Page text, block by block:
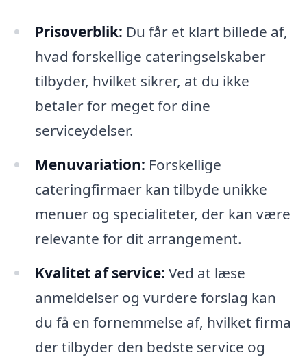
Prisoverblik: Du får et klart billede af,
hvad forskellige cateringselskaber
tilbyder, hvilket sikrer, at du ikke
betaler for meget for dine
serviceydelser.
Menuvariation: Forskellige
cateringfirmaer kan tilbyde unikke
menuer og specialiteter, der kan være
relevante for dit arrangement.
Kvalitet af service: Ved at læse
anmeldelser og vurdere forslag kan
du få en fornemmelse af, hvilket firma
der tilbyder den bedste service og